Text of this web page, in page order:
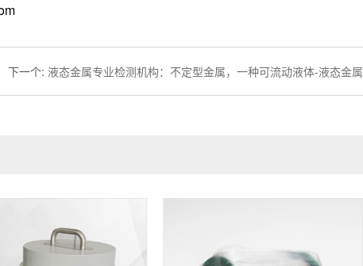
下一个: 液态金属专业检测机构：不定型金属，一种可流动液体-液态金属